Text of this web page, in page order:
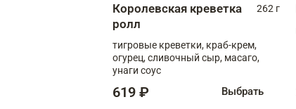
Королевская креветка
ролл
262 г
тигровые креветки, краб-крем,
огурец, сливочный сыр, масаго,
унаги соус
619 ₽ Выбрать